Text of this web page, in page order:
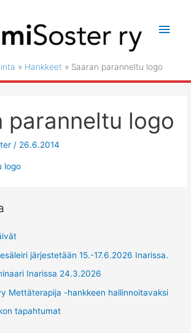
Hankkeet Saaran paranneltu logo
paranneltu logo
/ 26.6.2014
logo
järjestetään 15.-17.6.2026 Inarissa.
Inarissa 24.3.2026
Mettäterapija -hankkeen hallinnoitavaksi
tapahtumat